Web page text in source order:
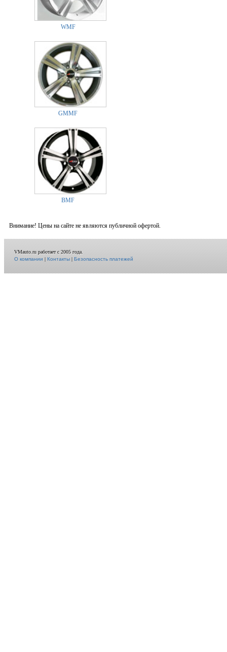
WMF
GMMF
BMF
Внимание! Цены на сайте не являются публичной офертой.
VMauto.ru работает с 2005 года.
О компании|Контакты|Безопасность платежей